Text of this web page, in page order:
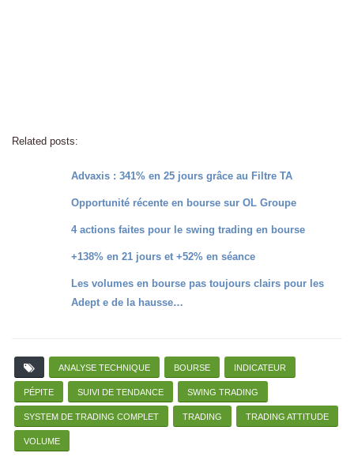
Related posts:
Advaxis : 341% en 25 jours grâce au Filtre TA
Opportunité récente en bourse sur OL Groupe
4 actions faites pour le swing trading en bourse
+138% en 21 jours et +52% en séance
Les volumes en bourse pas toujours clairs pour les
Adept e de la hausse…
ANALYSE TECHNIQUE BOURSE INDICATEUR
PÉPITE SUIVI DE TENDANCE SWING TRADING
SYSTEM DE TRADING COMPLET TRADING TRADING ATTITUDE
VOLUME